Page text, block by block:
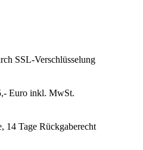
SSL-Verschlüsselung
Euro inkl. MwSt.
14 Tage Rückgaberecht